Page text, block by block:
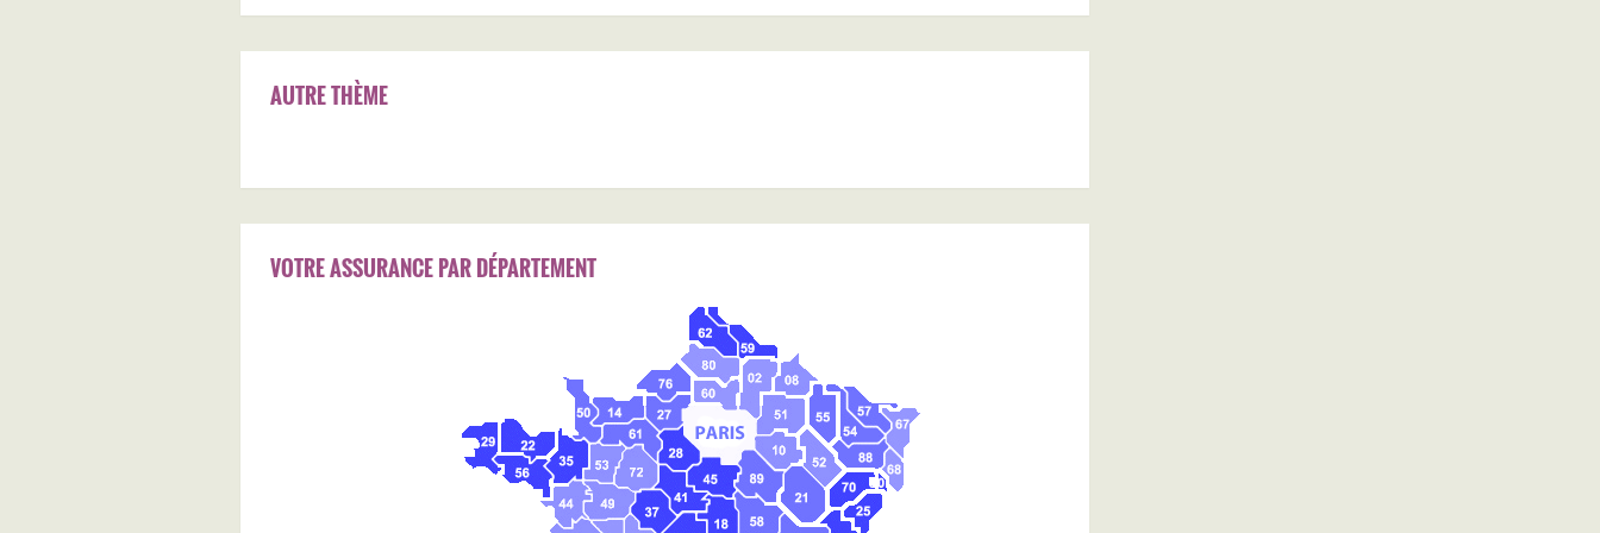
AUTRE THÈME
VOTRE ASSURANCE PAR DÉPARTEMENT